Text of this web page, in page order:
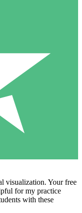
visualization. Your free
for my practice
with these